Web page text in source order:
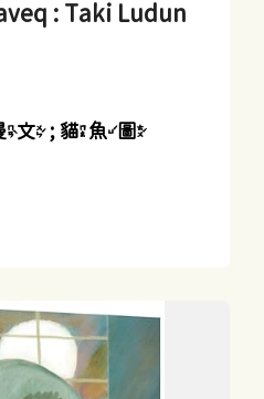
: Taki Ludun
文 ; 貓魚圖